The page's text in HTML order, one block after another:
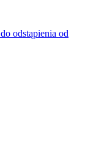
odstąpienia od